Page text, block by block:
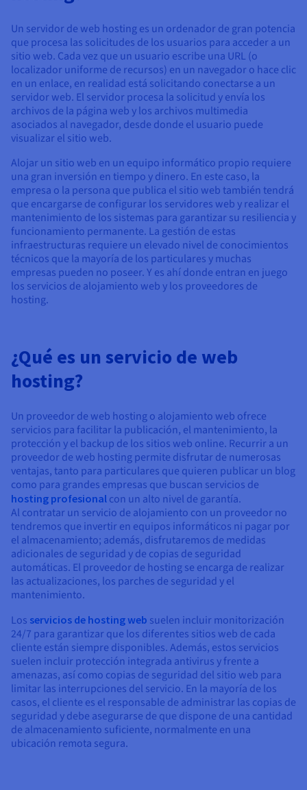
Disponibilidad por regiones
Documentación
Roadmap & Changelog
Roadmap y Changelog
Un servidor de web hosting es un ordenador de gran potencia
que procesa las solicitudes de los usuarios para acceder a un
sitio web. Cada vez que un usuario escribe una URL (o
localizador uniforme de recursos) en un navegador o hace clic
en un enlace, en realidad está solicitando conectarse a un
servidor web. El servidor procesa la solicitud y envía los
archivos de la página web y los archivos multimedia
asociados al navegador, desde donde el usuario puede
visualizar el sitio web.
Alojar un sitio web en un equipo informático propio requiere
una gran inversión en tiempo y dinero. En este caso, la
empresa o la persona que publica el sitio web también tendrá
que encargarse de configurar los servidores web y realizar el
mantenimiento de los sistemas para garantizar su resiliencia y
funcionamiento permanente. La gestión de estas
infraestructuras requiere un elevado nivel de conocimientos
técnicos que la mayoría de los particulares y muchas
empresas pueden no poseer. Y es ahí donde entran en juego
los servicios de alojamiento web y los proveedores de
hosting.
¿Qué es un servicio de web
hosting?
Un proveedor de web hosting o alojamiento web ofrece
servicios para facilitar la publicación, el mantenimiento, la
protección y el backup de los sitios web online. Recurrir a un
proveedor de web hosting permite disfrutar de numerosas
ventajas, tanto para particulares que quieren publicar un blog
como para grandes empresas que buscan servicios de
hosting profesional con un alto nivel de garantía.
Al contratar un servicio de alojamiento con un proveedor no
tendremos que invertir en equipos informáticos ni pagar por
el almacenamiento; además, disfrutaremos de medidas
adicionales de seguridad y de copias de seguridad
automáticas. El proveedor de hosting se encarga de realizar
las actualizaciones, los parches de seguridad y el
mantenimiento.
Los servicios de hosting web suelen incluir monitorización
24/7 para garantizar que los diferentes sitios web de cada
cliente están siempre disponibles. Además, estos servicios
suelen incluir protección integrada antivirus y frente a
amenazas, así como copias de seguridad del sitio web para
limitar las interrupciones del servicio. En la mayoría de los
casos, el cliente es el responsable de administrar las copias de
seguridad y debe asegurarse de que dispone de una cantidad
de almacenamiento suficiente, normalmente en una
ubicación remota segura.